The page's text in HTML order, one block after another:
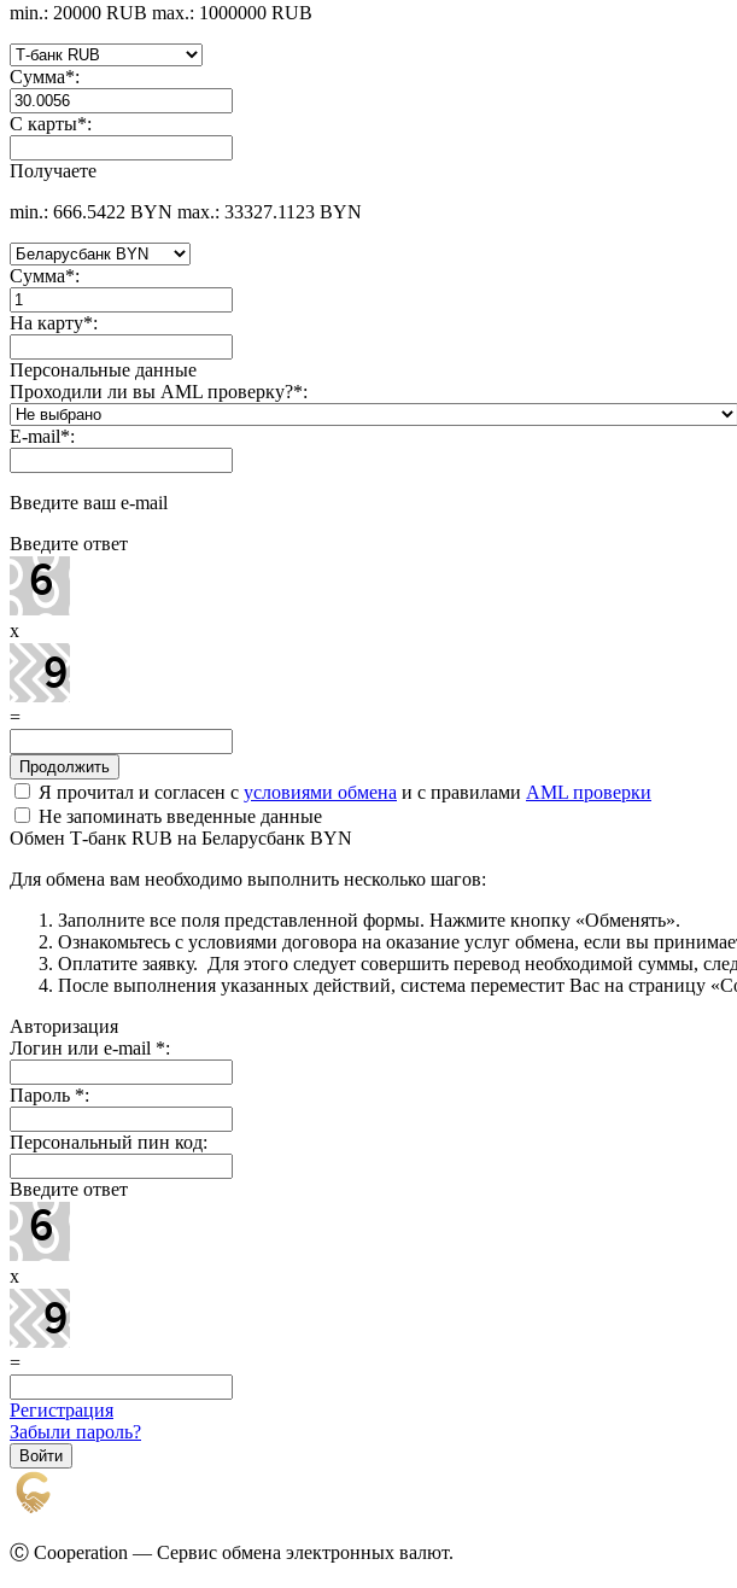
min.: 20000 RUB max.: 1000000 RUB
Сумма*:
С карты*:
Получаете
min.: 666.5422 BYN max.: 33327.1123 BYN
Сумма*:
На карту*:
Персональные данные
Проходили ли вы AML проверку?*:
E-mail*:
Введите ваш e-mail
Введите ответ
x
=
Я прочитал и согласен с условиями обмена и с правилами AML проверки
Не запоминать введенные данные
Обмен Т-банк RUB на Беларусбанк BYN
Для обмена вам необходимо выполнить несколько шагов:
Заполните все поля представленной формы. Нажмите кнопку «Обменять».
Ознакомьтесь с условиями договора на оказание услуг обмена, если вы
Оплатите заявку. Для этого следует совершить перевод необходимой суммы,
После выполнения указанных действий, система переместит Вас на страницу
Авторизация
Логин или e-mail *:
Пароль *:
Персональный пин код:
Введите ответ
x
=
Регистрация
Забыли пароль?
Ⓒ Cooperation — Сервис обмена электронных валют.